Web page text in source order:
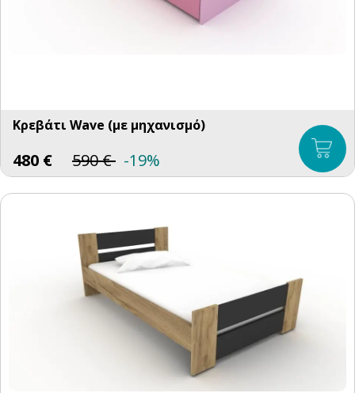
Κρεβάτι Wave (με μηχανισμό)
480 € 590€ -19%